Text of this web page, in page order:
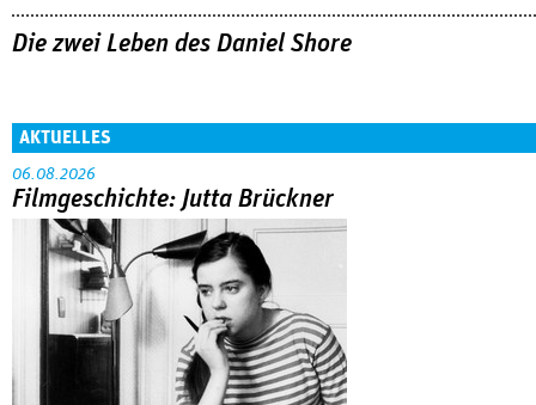
Die zwei Leben des Daniel Shore
AKTUELLES
06.08.2026
Filmgeschichte: Jutta Brückner